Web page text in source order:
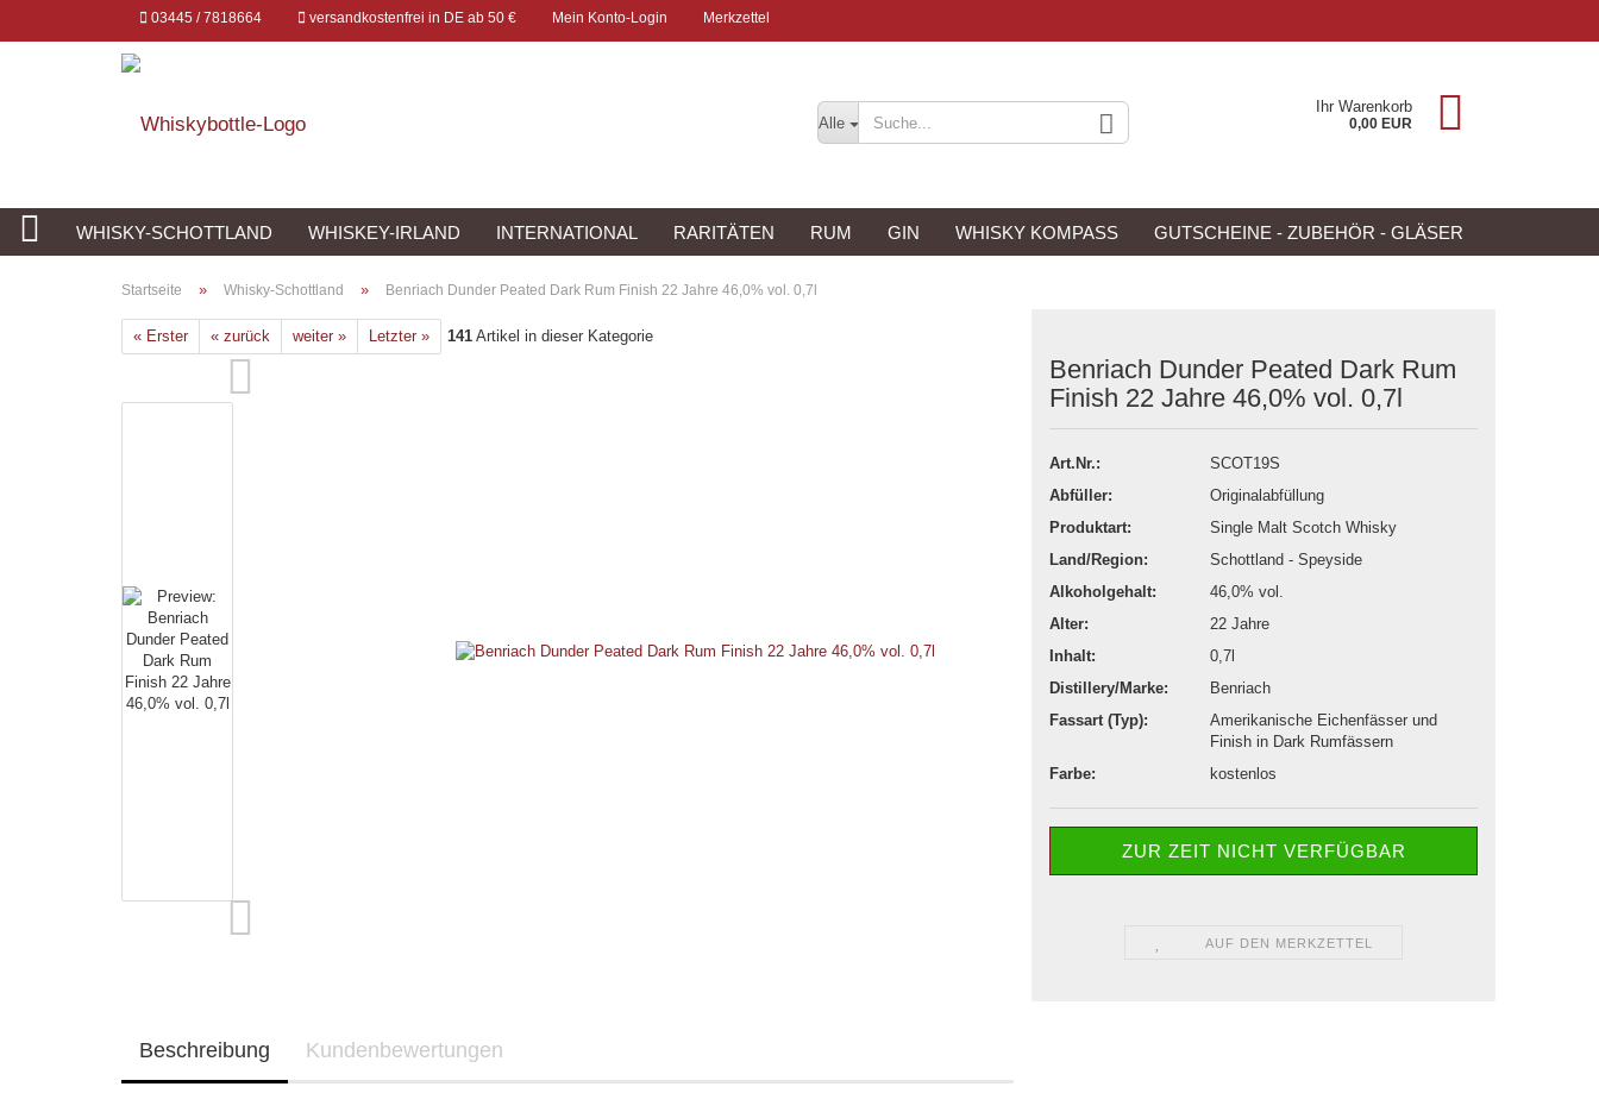
03445 / 7818664 versandkostenfrei in DE ab 50 € Mein Konto-Login
Konto erstellen
Merkzettel
Alle
Ihr Warenkorb
0,00 EUR
WHISKY-SCHOTTLAND WHISKEY-IRLAND INTERNATIONAL RARITÄTEN RUM GIN WHISKY KOMPASS GUTSCHEINE - ZUBEHÖR - GLÄSER
Startseite » Whisky-Schottland » Benriach Dunder Peated Dark Rum Finish 22 Jahre 46,0% vol. 0,7l
« Erster « zurück weiter » Letzter » 141 Artikel in dieser Kategorie
Benriach Dunder Peated Dark Rum
Finish 22 Jahre 46,0% vol. 0,7l
Art.Nr.:
SCOT19S
Abfüller:
Originalabfüllung
Produktart:
Single Malt Scotch Whisky
Land/Region:
Schottland - Speyside
Alkoholgehalt:
46,0% vol.
Alter:
22 Jahre
Inhalt:
0,7l
Distillery/Marke:
Benriach
Fassart (Typ):
Amerikanische Eichenfässer und
Finish in Dark Rumfässern
Farbe:
kostenlos
ZUR ZEIT NICHT VERFÜGBAR
AUF DEN MERKZETTEL
Beschreibung Kundenbewertungen